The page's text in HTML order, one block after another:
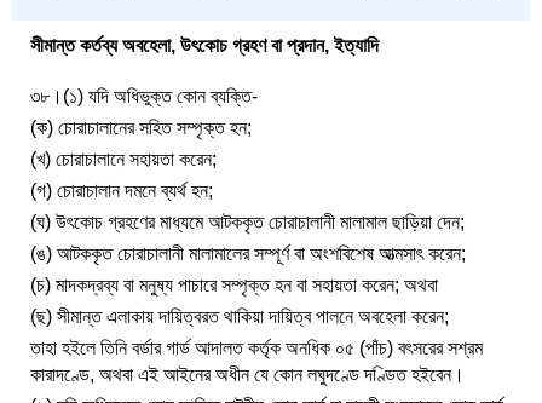
সীমান্ত কর্তব্য অবহেলা, উৎকোচ গ্রহণ বা প্রদান, ইত্যাদি
৩৮।(১) যদি অধিভুক্ত কোন ব্যক্তি-
(ক) চোরাচালানের সহিত সম্পৃক্ত হন;
(খ) চোরাচালানে সহায়তা করেন;
(গ) চোরাচালান দমনে ব্যর্থ হন;
(ঘ) উৎকোচ গ্রহণের মাধ্যমে আটককৃত চোরাচালানী মালামাল ছাড়িয়া দেন;
(ঙ) আটককৃত চোরাচালানী মালামালের সম্পূর্ণ বা অংশবিশেষ আত্মসাৎ করেন;
(চ) মাদকদ্রব্য বা মনুষ্য পাচারে সম্পৃক্ত হন বা সহায়তা করেন; অথবা
(ছ) সীমান্ত এলাকায় দায়িত্বরত থাকিয়া দায়িত্ব পালনে অবহেলা করেন;
তাহা হইলে তিনি বর্ডার গার্ড আদালত কর্তৃক অনধিক ০৫ (পাঁচ) বৎসরের সশ্রম
কারাদণ্ডে, অথবা এই আইনের অধীন যে কোন লঘুদণ্ডে দণ্ডিত হইবেন।